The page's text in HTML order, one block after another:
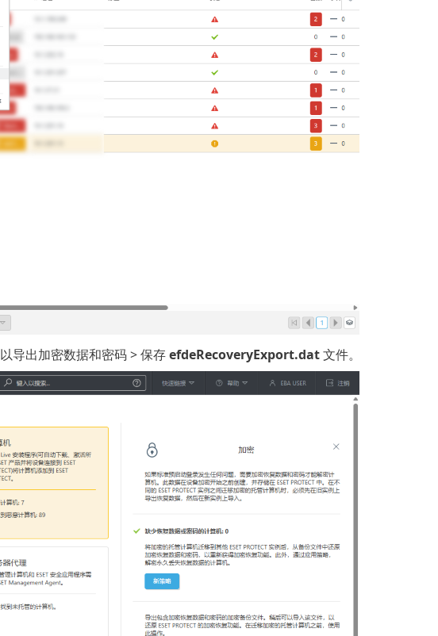
以导出加密数据和密码 > 保存efdeRecoveryExport.dat文件。